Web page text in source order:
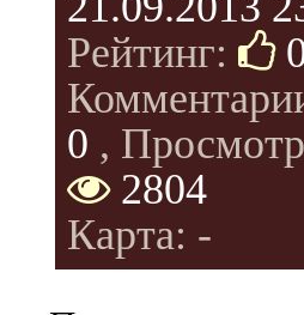
Рейтинг:
0 ,
2804
Карта: -